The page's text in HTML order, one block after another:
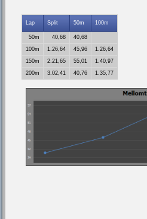
Lap Split 50m 100m
50m 40,68
40,68
100m
1.26,64 45,96
1.26,64
150m
2.21,65 55,01
1.40,97
200m
3.02,41 40,76 1.35,77